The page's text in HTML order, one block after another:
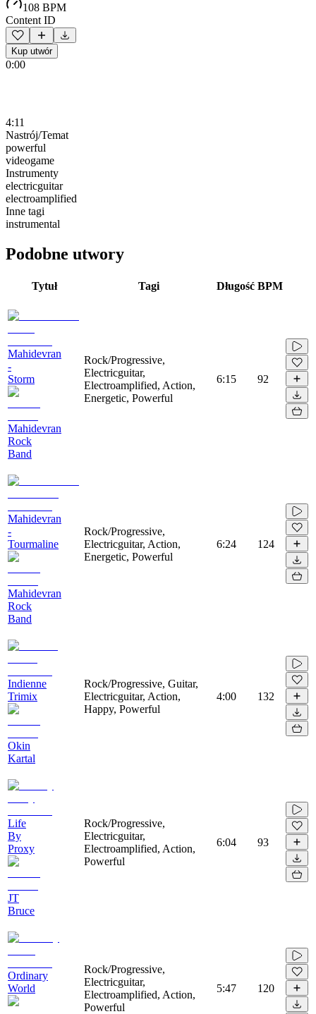
108 BPM
Content ID
Kup utwór
0:00
4:11
Nastrój/Temat
powerful
videogame
Instrumenty
electricguitar
electroamplified
Inne tagi
instrumental
Podobne utwory
Tytuł Tagi Długość BPM
Mahidevran
-
Storm
Mahidevran
Rock
Band
Rock/Progressive,
Electricguitar,
Electroamplified, Action,
Energetic, Powerful
6:15 92
Mahidevran
-
Tourmaline
Mahidevran
Rock
Band
Rock/Progressive,
Electricguitar, Action,
Energetic, Powerful
6:24 124
Indienne
Trimix
Okin
Kartal
Rock/Progressive, Guitar,
Electricguitar, Action,
Happy, Powerful
4:00 132
Life
By
Proxy
JT
Bruce
Rock/Progressive,
Electricguitar,
Electroamplified, Action,
Powerful
6:04 93
Ordinary
World
Rock/Progressive,
Electricguitar,
Electroamplified, Action,
Powerful
5:47 120